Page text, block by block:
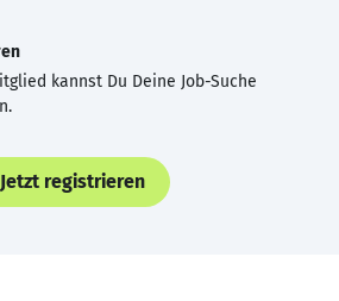
kannst Du Deine Job-Suche
Jetzt registrieren